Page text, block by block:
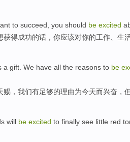
to succeed , you should be excited
获得成功的话 ，你应该对你的工作 生
a gift We have all the reasons to be
赐 ， 我们有足够的理由为今天而兴奋 ，
will be excited to finally see little red